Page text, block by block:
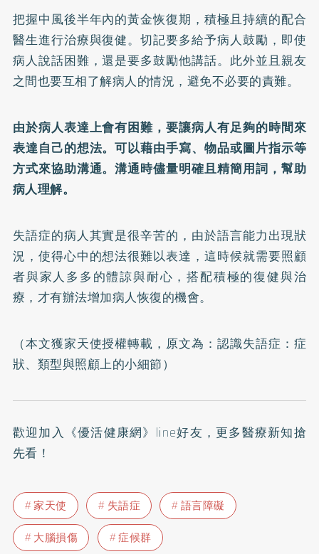
把握中風後半年內的黃金恢復期，積極且持續的配合
醫生進行治療與復健。切記要多給予病人鼓勵，即使
病人說話困難，還是要多鼓勵他講話。此外並且親友
之間也要互相了解病人的情況，避免不必要的責難。
由於病人表達上會有困難，要讓病人有足夠的時間來
表達自己的想法。可以藉由手寫、物品或圖片指示等
方式來協助溝通。溝通時儘量明確且精簡用詞，幫助
病人理解。
失語症的病人其實是很辛苦的，由於語言能力出現狀
況，使得心中的想法很難以表達，這時候就需要照顧
者與家人多多的體諒與耐心，搭配積極的復健與治
療，才有辦法增加病人恢復的機會。
（本文獲家天使授權轉載，原文為： 認識失語症：症
狀、類型與照顧上的小細節）
歡迎加入 《優活健康網》line好友 ，更多醫療新知搶
先看！
家天使 失語症
語言障礙
大腦損傷
症候群